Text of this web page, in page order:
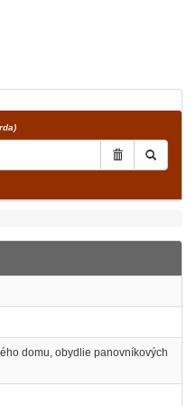
domu, obydlie panovníkových